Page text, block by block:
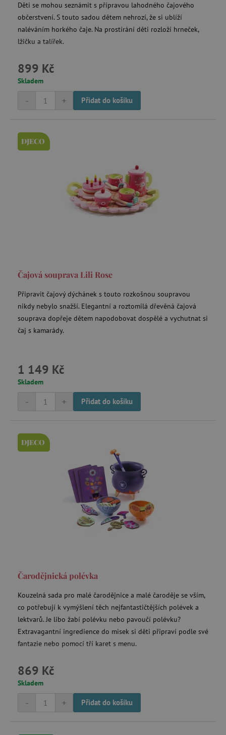
Děti se mohou seznámit s přípravou lahodného čajového
občerstvení. S touto sadou dětem nehrozí, že si ublíží
naléváním horkého čaje. Na prostírání děti rozloží hrneček,
lžičku a talířek.
899 Kč
Skladem
+
- Přidat do košíku
DJECO
Čajová souprava Lili Rose
Připravit čajový dýchánek s touto rozkošnou soupravou
nikdy nebylo snažší. Elegantní a roztomilá dřevěná čajová
souprava dopřeje dětem napodobovat dospělé a vychutnat si
čaj s kamarády.
1 149 Kč
Skladem
+
- Přidat do košíku
DJECO
Čarodějnická polévka
Kouzelná sada pro malé čarodějnice a malé čaroděje se vším,
co potřebují k vymýšlení těch nejfantastičtějších polévek a
lektvarů. Je libo žabí polévku nebo pavoučí polévku?
Extravagantní ingredience do misek si děti připraví podle své
fantazie nebo pomocí tří karet s menu.
869 Kč
Skladem
+
- Přidat do košíku